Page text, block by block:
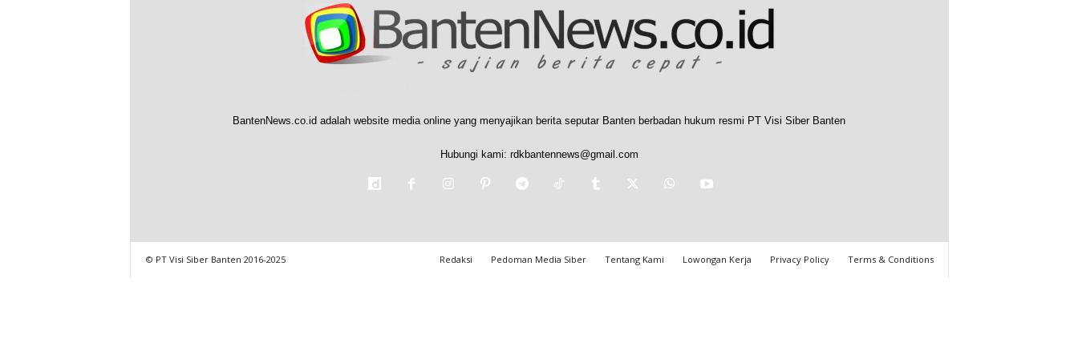
BantenNews.co.id adalah website media online yang menyajikan berita seputar Banten berbadan hukum resmi PT Visi Siber Banten
Hubungi kami: rdkbantennews@gmail.com
Redaksi Pedoman Media Siber Tentang Kami Lowongan Kerja Privacy Policy Terms & Conditions
© PT Visi Siber Banten 2016-2025